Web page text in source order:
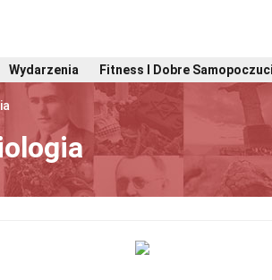
Wydarzenia Fitness I Dobre